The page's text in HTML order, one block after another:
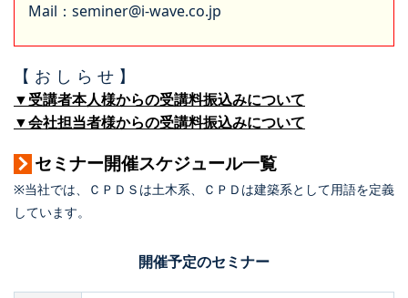
Mail：seminer@i-wave.co.jp
【 お し ら せ 】
▼受講者本人様からの受講料振込みについて
▼会社担当者様からの受講料振込みについて
セミナー開催スケジュール一覧
※当社では、ＣＰＤＳは土木系、ＣＰＤは建築系として用語を定義
しています。
開催予定のセミナー